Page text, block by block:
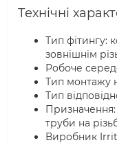
Технічні
Тип фітингу:
зовнішнім
Робоче
Тип монтажу
Тип
Призначення:
труби на
Виробник